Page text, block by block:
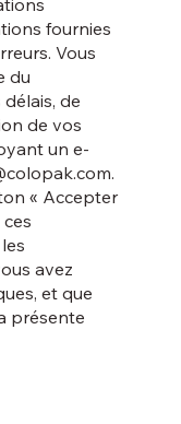
fournies
Vous
du
de
de vos
un e-
« Accepter
avez
et que
présente